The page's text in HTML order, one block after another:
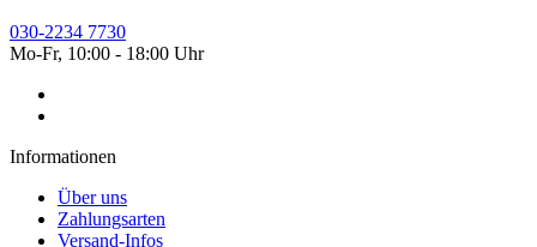
030-2234 7730
Mo-Fr, 10:00 - 18:00 Uhr
Informationen
Über uns
Zahlungsarten
Versand-Infos